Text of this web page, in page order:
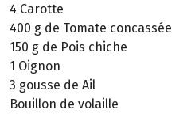
4 Carotte
400 g de Tomate concassée
150 g de Pois chiche
1 Oignon
3 gousse de Ail
Bouillon de volaille